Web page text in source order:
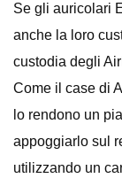
Se gli auricolari
anche la loro
custodia degli
Come il case di
lo rendono un
appoggiarlo sul
utilizzando un